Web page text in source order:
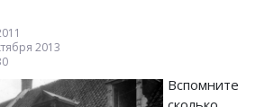
2013
Вспомните